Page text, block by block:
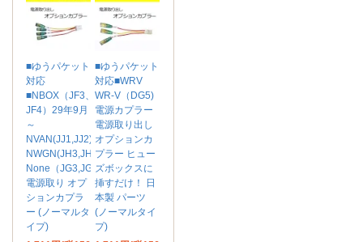
■ゆうパケット
対応
■NBOX（JF3、
JF4）29年9月
～
NVAN(JJ1,JJ2)
NWGN(JH3,JH4)
None（JG3,JG4)
電源取り オプ
ションカプラ
ー (ノーマルタ
イプ)
■ゆうパケット
対応■WRV
WR-V（DG5)
電源カプラー
電源取り出し
オプションカ
プラー ヒュー
ズボックスに
挿すだけ！ 日
本製 パーツ
(ノーマルタイ
プ)